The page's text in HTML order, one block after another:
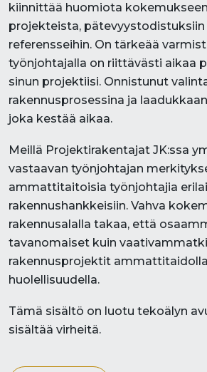
kiinnittää huomiota
projekteista, pätevyystodistuksiin
referensseihin. On tärkeää
työnjohtajalla on riittävästi aikaa
sinun projektiisi. Onnistunut
rakennusprosessina ja
joka kestää aikaa.
Meillä Projektirakentajat JK:ssa
vastaavan työnjohtajan
ammattitaitoisia työnjohtajia
rakennushankkeisiin. Vahva
rakennusalalla takaa, että
tavanomaiset kuin
rakennusprojektit
huolellisuudella.
Tämä sisältö on luotu tekoälyn
sisältää virheitä.